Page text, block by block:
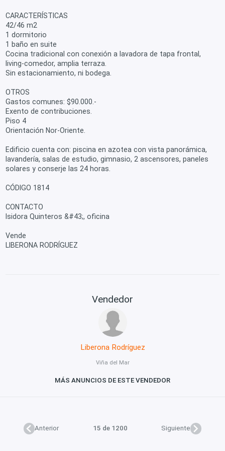
CARACTERÍSTICAS
42/46 m2
1 dormitorio
1 baño en suite
Cocina tradicional con conexión a lavadora de tapa frontal,
living-comedor, amplia terraza.
Sin estacionamiento, ni bodega.
OTROS
Gastos comunes: $90.000.-
Exento de contribuciones.
Piso 4
Orientación Nor-Oriente.
Edificio cuenta con: piscina en azotea con vista panorámica,
lavandería, salas de estudio, gimnasio, 2 ascensores, paneles
solares y conserje las 24 horas.
CÓDIGO 1814
CONTACTO
Isidora Quinteros &#43;, oficina
Vende
LIBERONA RODRÍGUEZ
Vendedor
Liberona Rodríguez
Viña del Mar
MÁS ANUNCIOS DE ESTE VENDEDOR
Anterior 15 de 1200 Siguiente